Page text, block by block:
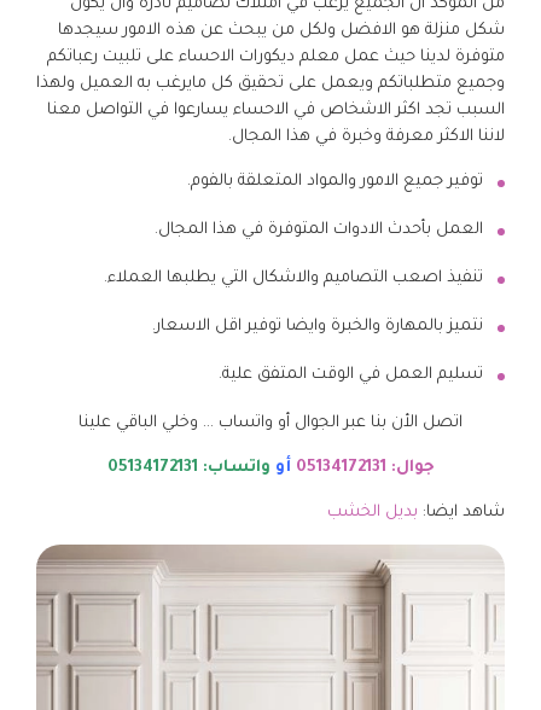
من المؤكد ان الجميع يرغب في امتلاك تصاميم نادرة وان يكون
شكل منزلة هو الافضل ولكل من يبحث عن هذه الامور سيجدها
متوفرة لدينا حيث عمل معلم ديكورات الاحساء على تلبيت رعباتكم
وجميع متطلباتكم ويعمل على تحقيق كل مايرغب به العميل ولهذا
السبب تجد اكثر الاشخاص في الاحساء يسارعوا في التواصل معنا
لاننا الاكثر معرفة وخبرة في هذا المجال.
توفير جميع الامور والمواد المتعلقة بالفوم.
العمل بأحدث الادوات المتوفرة في هذا المجال.
تنفيذ اصعب التصاميم والاشكال التي يطلبها العملاء.
نتميز بالمهارة والخبرة وايضا توفير اقل الاسعار.
تسليم العمل في الوقت المتفق علية.
اتصل الأن بنا عبر الجوال أو واتساب … وخلي الباقي علينا
جوال: 05134172131 أو واتساب: 05134172131
شاهد ايضا: بديل الخشب